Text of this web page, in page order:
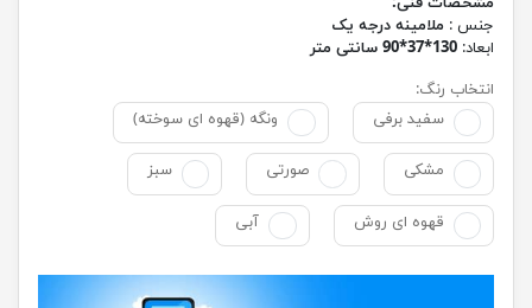
جنس : ملامینه درجه یک
ابعاد: 130*37*90 سانتی متر
انتخاب رنگ:
سفید برفی
ونگه (قهوه ای سوخته)
مشکی صورتی سبز
قهوه ای روش آبی